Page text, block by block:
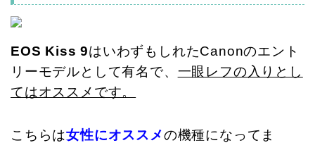
EOS Kiss 9はいわずもしれたCanonのエント
リーモデルとして有名で、 一眼レフの入りとし
てはオススメです。
こちらは女性にオススメの機種になってま